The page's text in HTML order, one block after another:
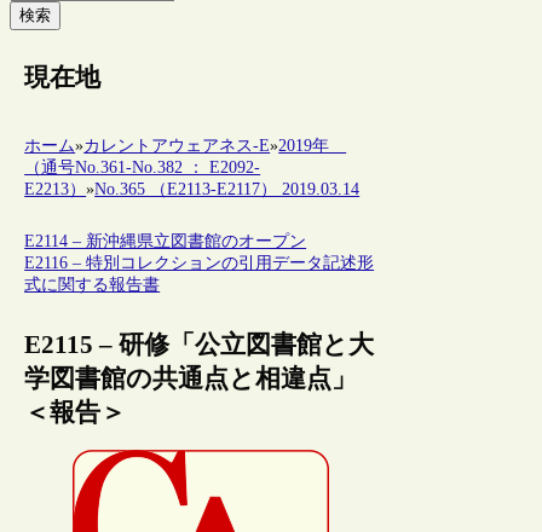
検索
現在地
ホーム»カレントアウェアネス-E»2019年
（通号No.361-No.382 ： E2092-
E2213）»No.365 （E2113-E2117） 2019.03.14
E2114 – 新沖縄県立図書館のオープン
E2116 – 特別コレクションの引用データ記述形
式に関する報告書
E2115 – 研修「公立図書館と大
学図書館の共通点と相違点」
＜報告＞